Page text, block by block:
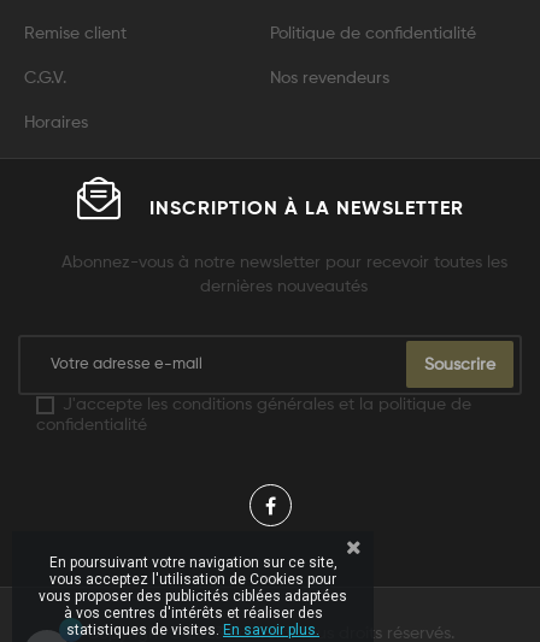
Remise client Politique de confidentialité
C.G.V. Nos revendeurs
Horaires
INSCRIPTION À LA NEWSLETTER
Abonnez-vous à notre newsletter pour recevoir toutes les
dernières nouveautés
Souscrire
J'accepte les conditions générales et la politique de
confidentialité
Copyright © 2023 Adarom.Tous droits réservés.
En poursuivant votre navigation sur ce site,
vous acceptez l'utilisation de Cookies pour
vous proposer des publicités ciblées adaptées
à vos centres d'intérêts et réaliser des
statistiques de visites. En savoir plus.